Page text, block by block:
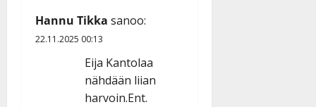
Hannu Tikka sanoo:
22.11.2025 00:13
Eija Kantolaa
nähdään liian
harvoin.Ent.